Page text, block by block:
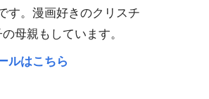
す。漫画好きのクリスチ
母親もしています。
ルはこちら